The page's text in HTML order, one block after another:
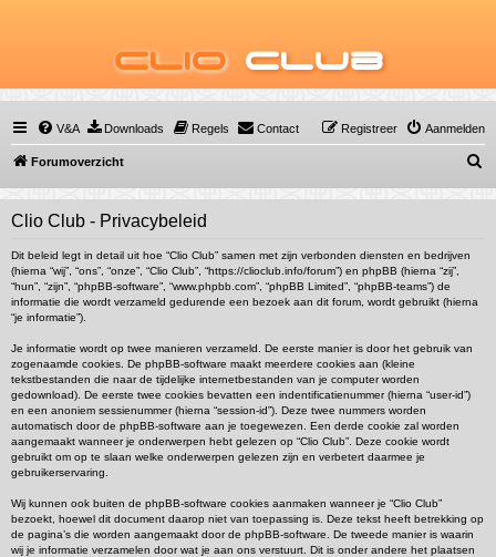
Clio Club
V&A Downloads Regels Contact Aanmelden
Registreer
Forumoverzicht
o
Clio Club - Privacybeleid
Dit beleid legt in detail uit hoe “Clio Club” samen met zijn verbonden diensten en bedrijven
(hierna “wij”, “ons”, “onze”, “Clio Club”, “https://clioclub.info/forum”) en phpBB (hierna “zij”,
“hun”, “zijn”, “phpBB-software”, “www.phpbb.com”, “phpBB Limited”, “phpBB-teams”) de
informatie die wordt verzameld gedurende een bezoek aan dit forum, wordt gebruikt (hierna
“je informatie”).
Je informatie wordt op twee manieren verzameld. De eerste manier is door het gebruik van
zogenaamde cookies. De phpBB-software maakt meerdere cookies aan (kleine
tekstbestanden die naar de tijdelijke internetbestanden van je computer worden
gedownload). De eerste twee cookies bevatten een indentificatienummer (hierna “user-id”)
en een anoniem sessienummer (hierna “session-id”). Deze twee nummers worden
automatisch door de phpBB-software aan je toegewezen. Een derde cookie zal worden
aangemaakt wanneer je onderwerpen hebt gelezen op “Clio Club”. Deze cookie wordt
gebruikt om op te slaan welke onderwerpen gelezen zijn en verbetert daarmee je
gebruikerservaring.
Wij kunnen ook buiten de phpBB-software cookies aanmaken wanneer je “Clio Club”
bezoekt, hoewel dit document daarop niet van toepassing is. Deze tekst heeft betrekking op
de pagina’s die worden aangemaakt door de phpBB-software. De tweede manier is waarin
wij je informatie verzamelen door wat je aan ons verstuurt. Dit is onder andere het plaatsen